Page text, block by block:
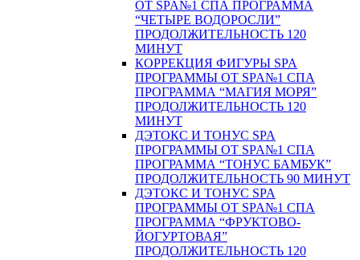
ОТ SPA№1 СПА ПРОГРАММА
“ЧЕТЫРЕ ВОДОРОСЛИ”
ПРОДОЛЖИТЕЛЬНОСТЬ 120
МИНУТ
КОРРЕКЦИЯ ФИГУРЫ SPA
ПРОГРАММЫ ОТ SPA№1 СПА
ПРОГРАММА “МАГИЯ МОРЯ”
ПРОДОЛЖИТЕЛЬНОСТЬ 120
МИНУТ
ДЭТОКС И ТОНУС SPA
ПРОГРАММЫ ОТ SPA№1 СПА
ПРОГРАММА “ТОНУС БАМБУК”
ПРОДОЛЖИТЕЛЬНОСТЬ 90 МИНУТ
ДЭТОКС И ТОНУС SPA
ПРОГРАММЫ ОТ SPA№1 СПА
ПРОГРАММА “ФРУКТОВО-
ЙОГУРТОВАЯ”
ПРОДОЛЖИТЕЛЬНОСТЬ 120